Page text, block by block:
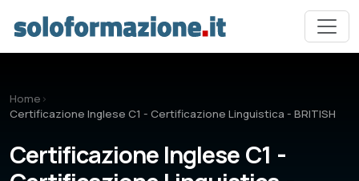
Home ›
Certificazione Inglese C1 - Certificazione Linguistica - BRITISH
Certificazione Inglese C1 -